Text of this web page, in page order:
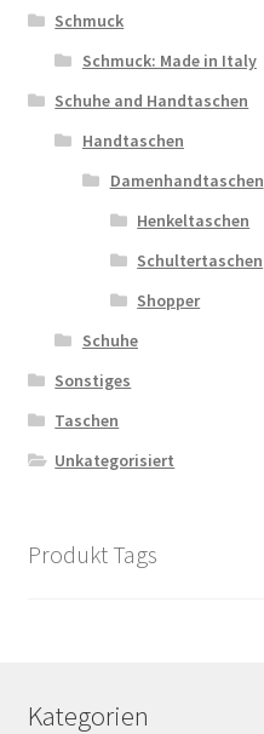
Schmuck
Schmuck: Made in Italy
Schuhe and Handtaschen
Handtaschen
Damenhandtaschen
Henkeltaschen
Schultertaschen
Shopper
Schuhe
Sonstiges
Taschen
Unkategorisiert
Produkt Tags
Kategorien